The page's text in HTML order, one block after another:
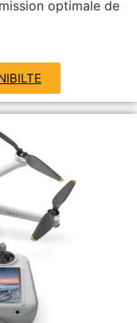
optimale de